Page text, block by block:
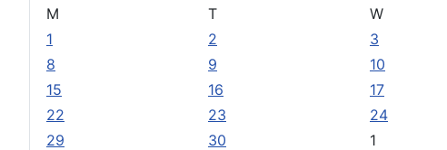
M
T W
1
2 3
8
9 10
15
16 17
22
23 24
29
30 1